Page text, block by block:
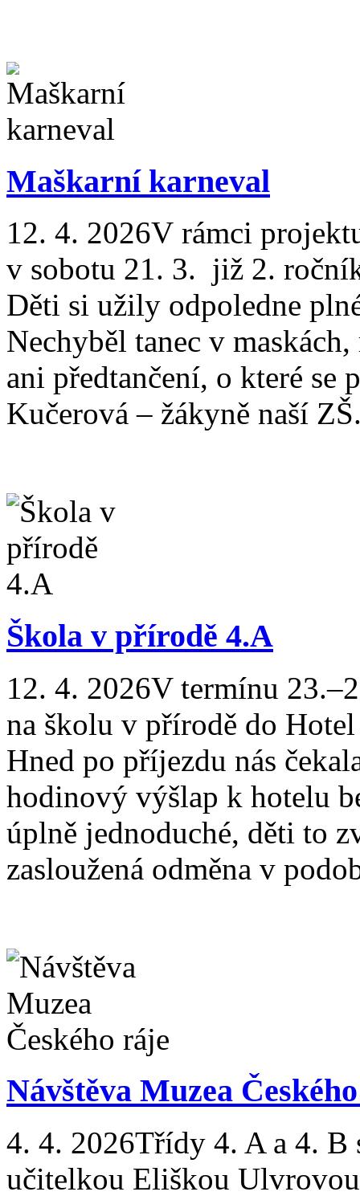
Maškarní karneval
12. 4. 2026V rámci
v sobotu 21. 3. již 2.
Děti si užily odpoledne
Nechyběl tanec v
ani předtančení, o které se
Kučerová – žákyně naší
Škola v přírodě 4.A
12. 4. 2026V termínu
na školu v přírodě do
Hned po příjezdu nás
hodinový výšlap k hotelu
úplně jednoduché, děti to
zasloužená odměna v
Návštěva Muzea
4. 4. 2026Třídy 4. A a 4. B
učitelkou Eliškou